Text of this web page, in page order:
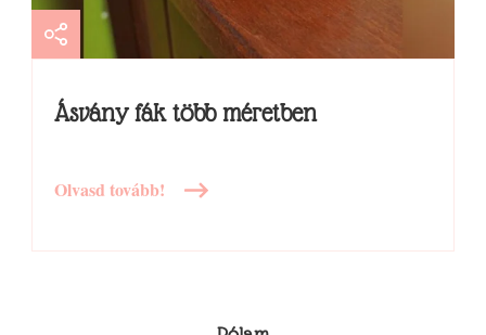
Ásvány fák több méretben
Olvasd tovább!